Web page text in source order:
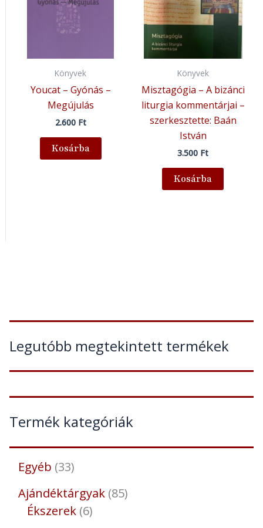
Legutóbb megtekintett termékek
Termék kategóriák
Egyéb 33
Ajándéktárgyak 85
Ékszerek 6
Könyvek
Youcat – Gyónás –
Megújulás
2.600 Ft
Kosárba
Könyvek
Misztagógia – A bizánci
liturgia kommentárjai –
szerkesztette: Baán
István
3.500 Ft
Kosárba